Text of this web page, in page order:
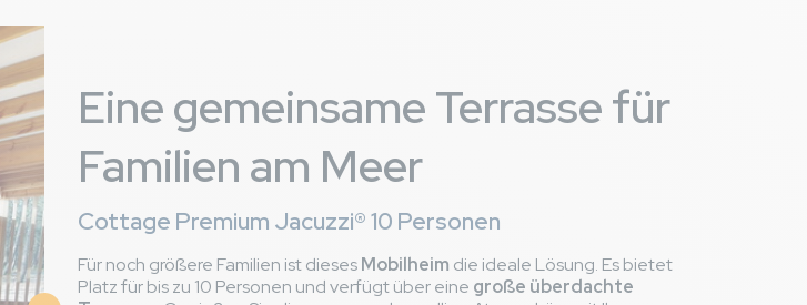
Eine gemeinsame Terrasse für
Familien am Meer
Cottage Premium Jacuzzi® 10 Personen
Für noch größere Familien ist diesesMobilheim die ideale Lösung. Es bietet
Platz für bis zu 10 Personen und verfügt über eine große überdachte
facilement accessible à vélo
des courts de tennis (même si gratuit) : beaucoup de
10,0